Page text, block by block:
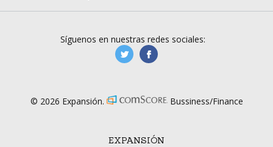
EXPANSIÓN
Síguenos en nuestras redes sociales:
manufacturaGE
© 2026 Expansión. Bussiness/Finance